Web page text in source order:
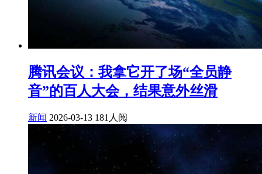
腾讯会议：我拿它开了场“全员静
音”的百人大会，结果意外丝滑
新闻 2026-03-13 181人阅